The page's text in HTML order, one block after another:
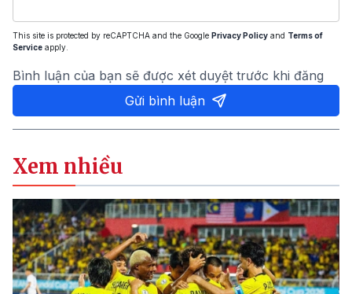
This site is protected by reCAPTCHA and the Google Privacy Policy and Terms of
Service apply.
Bình luận của bạn sẽ được xét duyệt trước khi đăng
Gửi bình luận
Xem nhiều